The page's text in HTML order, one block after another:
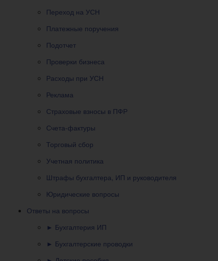
Переход на УСН
Платежные поручения
Подотчет
Проверки бизнеса
Расходы при УСН
Реклама
Страховые взносы в ПФР
Счета-фактуры
Торговый сбор
Учетная политика
Штрафы бухгалтера, ИП и руководителя
Юридические вопросы
Ответы на вопросы
► Бухгалтерия ИП
► Бухгалтерские проводки